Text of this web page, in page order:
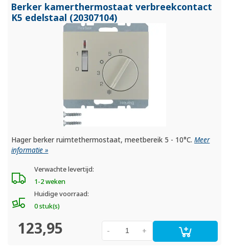
Berker kamerthermostaat verbreekcontact
K5 edelstaal (20307104)
Hager berker ruimtethermostaat, meetbereik 5 - 10°C.Meer
informatie »
Verwachte levertijd:
1-2 weken
Huidige voorraad:
0 stuk(s)
123,95 +
-